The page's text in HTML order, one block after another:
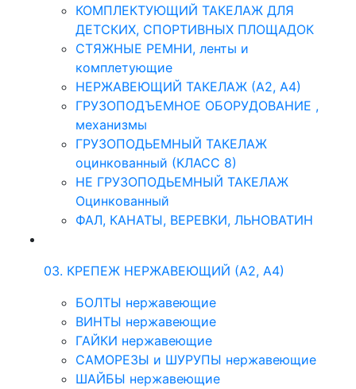
КОМПЛЕКТУЮЩИЙ ТАКЕЛАЖ ДЛЯ
ДЕТСКИХ, СПОРТИВНЫХ ПЛОЩАДОК
СТЯЖНЫЕ РЕМНИ, ленты и
комплетующие
НЕРЖАВЕЮЩИЙ ТАКЕЛАЖ (А2, А4)
ГРУЗОПОДЪЕМНОЕ ОБОРУДОВАНИЕ ,
механизмы
ГРУЗОПОДЬЕМНЫЙ ТАКЕЛАЖ
оцинкованный (КЛАСС 8)
НЕ ГРУЗОПОДЬЕМНЫЙ ТАКЕЛАЖ
Оцинкованный
ФАЛ, КАНАТЫ, ВЕРЕВКИ, ЛЬНОВАТИН
03. КРЕПЕЖ НЕРЖАВЕЮЩИЙ (А2, А4)
БОЛТЫ нержавеющие
ВИНТЫ нержавеющие
ГАЙКИ нержавеющие
САМОРЕЗЫ и ШУРУПЫ нержавеющие
ШАЙБЫ нержавеющие